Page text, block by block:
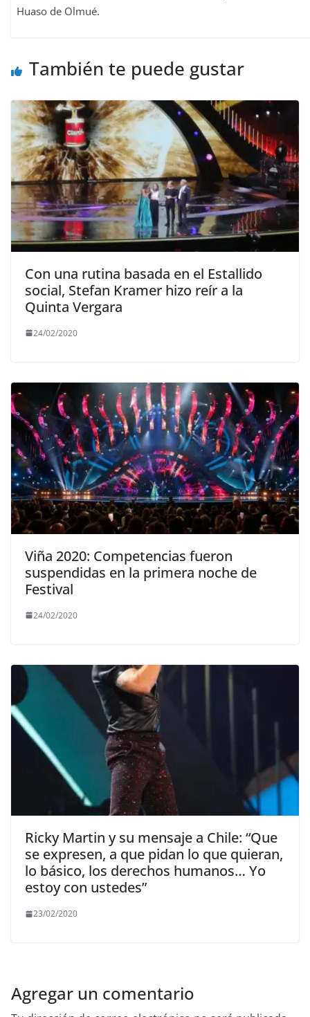
Huaso de Olmué.
También te puede gustar
Con una rutina basada en el Estallido
social, Stefan Kramer hizo reír a la
Quinta Vergara
24/02/2020
Viña 2020: Competencias fueron
suspendidas en la primera noche de
Festival
24/02/2020
Ricky Martin y su mensaje a Chile: “Que
se expresen, a que pidan lo que quieran,
lo básico, los derechos humanos… Yo
estoy con ustedes”
23/02/2020
Agregar un comentario